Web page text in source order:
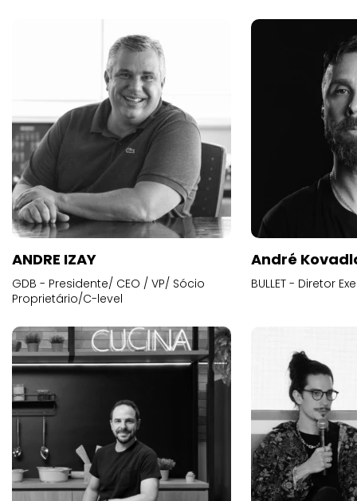
ANDRE IZAY
GDB - Presidente/ CEO / VP/ Sócio
Proprietário/C-level
André
BULLET - Diretor